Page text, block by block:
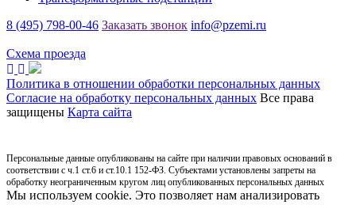
8 (495) 798-00-46 Заказать звонок info@pzemi.ru
Схема проезда
Политика в отношении обработки персональных данных
Согласие на обработку персональных данных Все права
защищены Карта сайта
Персональные данные опубликованы на сайте при наличии правовых оснований в
соответствии с ч.1 ст.6 и ст.10.1 152-ФЗ. Субъектами установлены запреты на
обработку неограниченным кругом лиц опубликованных персональных данных
Мы используем cookie. Это позволяет нам анализировать